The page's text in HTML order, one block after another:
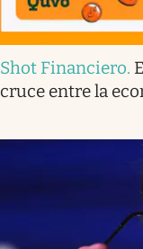
Shot Financiero.
cruce entre la